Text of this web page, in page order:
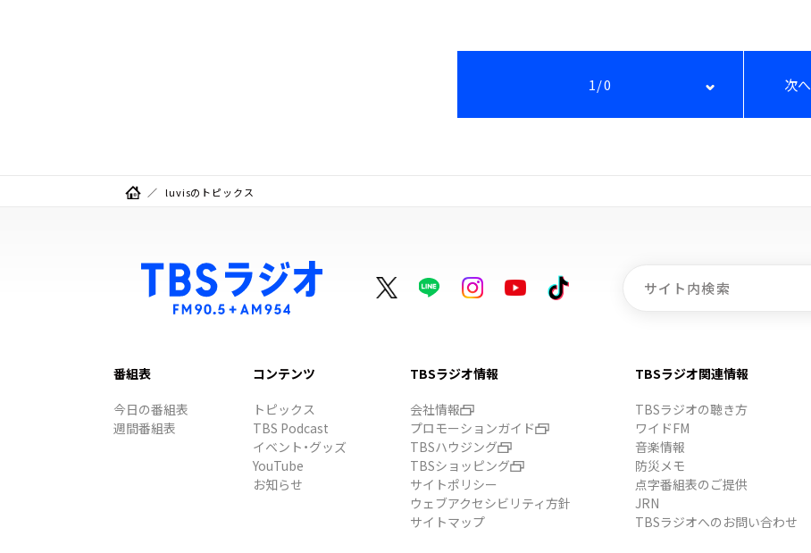
1/0 次へ
luvisのトピックス
番組表
今日の番組表
週間番組表
コンテンツ
トピックス
TBS Podcast
イベント・グッズ
YouTube
お知らせ
TBSラジオ情報
会社情報
プロモーションガイド
TBSハウジング
TBSショッピング
サイトポリシー
ウェブアクセシビリティ方針
サイトマップ
TBSラジオ関連情報
TBSラジオの聴き方
ワイドFM
音楽情報
防災メモ
点字番組表のご提供
JRN
TBSラジオへのお問い合わせ